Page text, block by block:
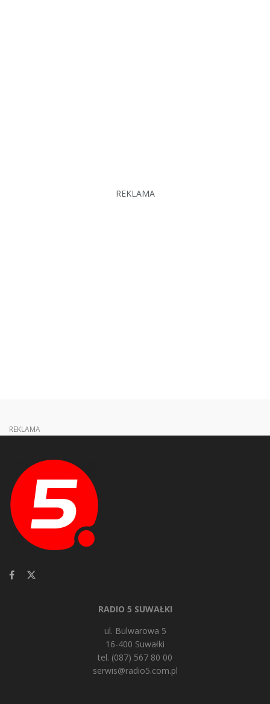
REKLAMA
REKLAMA
RADIO 5 SUWAŁKI
ul. Bulwarowa 5
16-400 Suwałki
tel. (087) 567 80 00
serwis@radio5.com.pl